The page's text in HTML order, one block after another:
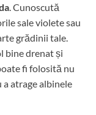
. Cunoscută
sale violete sau
grădinii tale.
bine drenat și
fi folosită nu
atrage albinele